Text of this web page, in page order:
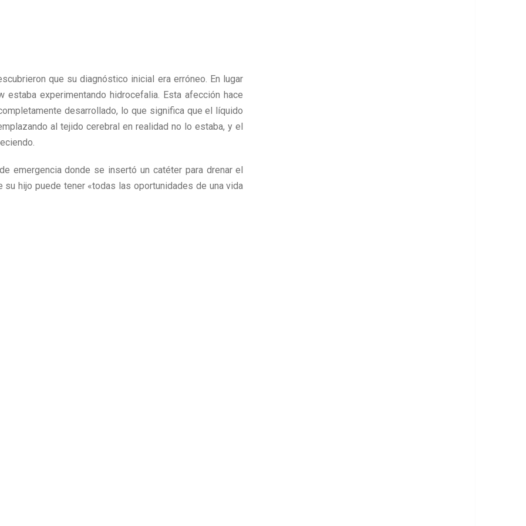
que su diagnóstico inicial era erróneo. En lugar
estaba experimentando hidrocefalia. Esta afección hace
desarrollado, lo que significa que el líquido
al tejido cerebral en realidad no lo estaba, y el
emergencia donde se insertó un catéter para drenar el
hijo puede tener «todas las oportunidades de una vida